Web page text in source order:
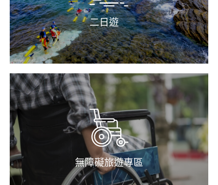
二日遊
無障礙旅遊專區